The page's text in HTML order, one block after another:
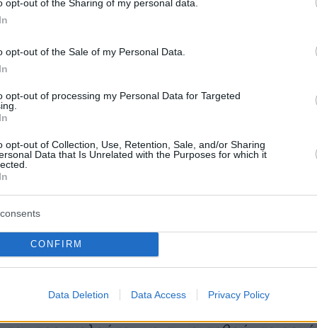
opt-out of the Sharing of my personal data.
opt-out of the Sale of my Personal Data.
opt-out of processing my Personal Data for Targeted
opt-out of Collection, Use, Retention, Sale, and/or Sharing
Data that Is Unrelated with the Purposes for which it
CONFIRM
Data Deletion Data Access Privacy Policy
στις 18.00 μετά από άδεια των ιατρών.
ότι πολλές ημέρες πριν υπήρχε μια έντονη
προς το θύμα να επανασυνάψουν
και παρακλήσεις, τις οποίες το
αποκάλυψε στον κο Κούγια ότι από την
της διαπράξεως της εγκληματικής
συνέβη τις πρώτες πρωινές ώρες της
αμέσως μετά την παραλαβή της τοξικής
παραδόθηκε σε πρόσωπο ονόματι Γ.Σ., η
και εν συνεχεία μια γυναίκα ονόματι
να τηλεφωνούν συνεχώς στο θύμα,
από πάρα πολλές κλήσεις στο κινητό